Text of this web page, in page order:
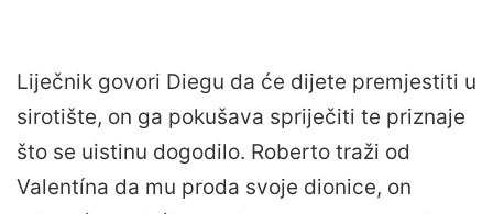
Liječnik govori Diegu da će dijete premjestiti u
sirotište, on ga pokušava spriječiti te priznaje
što se uistinu dogodilo. Roberto traži od
Valentína da mu proda svoje dionice, on